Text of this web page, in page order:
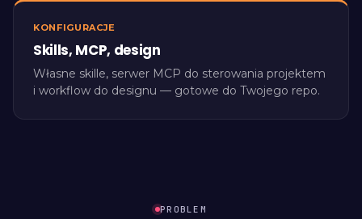
KONFIGURACJE
Skills, MCP, design
Własne skille, serwer MCP do sterowania projektem
i workflow do designu — gotowe do Twojego repo.
PROBLEM